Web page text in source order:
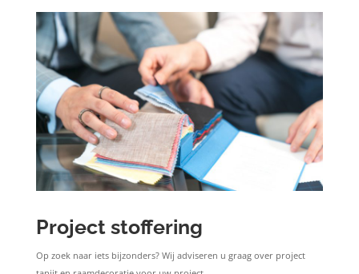
Project stoffering
Op zoek naar iets bijzonders? Wij adviseren u graag over project